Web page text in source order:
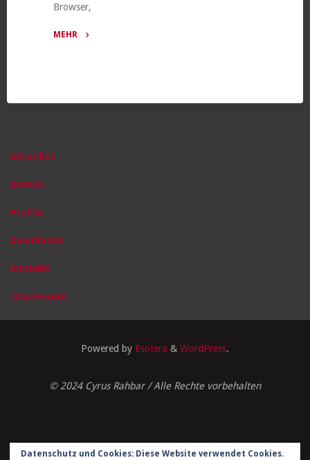
Browser,
MEHR
Aktuelles
Demos
Profile
Downloads
Kontakt
Impressum
Powered by Esotera & WordPress.
© 2024 Cyrus Rahbar / Alle Rechte vorbehalten
Datenschutz und Cookies: Diese Website verwendet Cookies.